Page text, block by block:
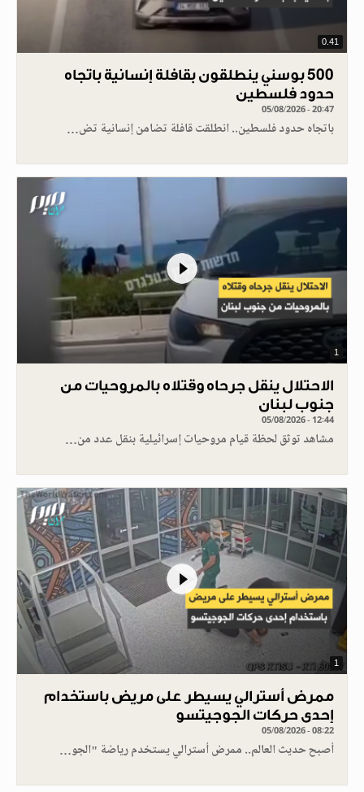
0.41
500 بوسني ينطلقون بقافلة إنسانية باتجاه
حدود فلسطين
05/08/2026 - 20:47
باتجاه حدود فلسطين.. انطلقت قافلة تضامن إنسانية تض…
1
الاحتلال ينقل جرحاه وقتلاه بالمروحيات من
جنوب لبنان
05/08/2026 - 12:44
مشاهد توثق لحظة قيام مروحيات إسرائيلية بنقل عدد من…
1
ممرض أسترالي يسيطر على مريض باستخدام
إحدى حركات الجوجيتسو
05/08/2026 - 08:22
أصبح حديث العالم.. ممرض أسترالي يستخدم رياضة "الجو…